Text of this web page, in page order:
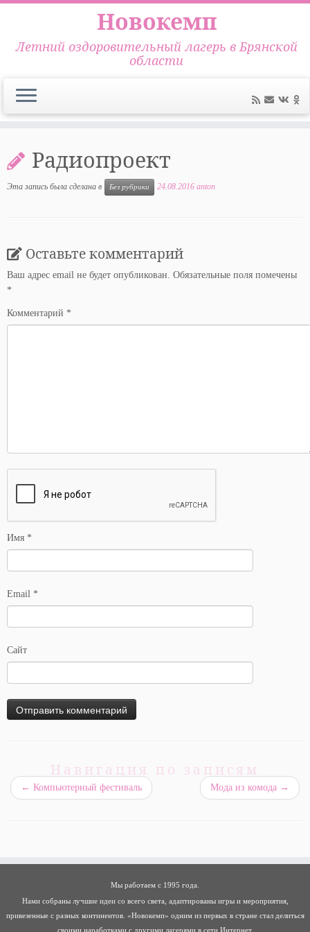
содержимому
Новокемп
Летний оздоровительный лагерь в Брянской
области
Радиопроект
Эта запись была сделана в Без рубрики 24.08.2016 anton
Оставьте комментарий
Ваш адрес email не будет опубликован. Обязательные поля помечены
*
Комментарий *
Имя *
Email *
Сайт
Навигация по записям
← Компьютерный фестиваль Мода из комода →
Мы работаем с 1995 года.
Нами собраны лучшие идеи со всего света, адаптированы игры и мероприятия,
привезенные с разных континентов. «Новокемп» одним из первых в стране стал делиться
своими наработками с другими лагерями в сети Интернет.